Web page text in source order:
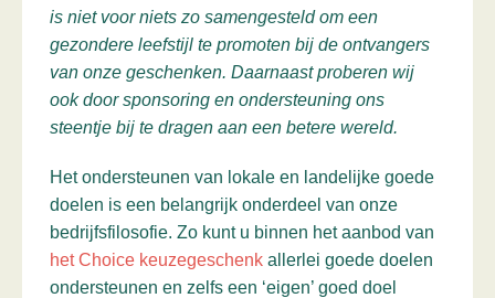
is niet voor niets zo samengesteld om een
gezondere leefstijl te promoten bij de ontvangers
van onze geschenken. Daarnaast proberen wij
ook door sponsoring en ondersteuning ons
steentje bij te dragen aan een betere wereld.
Het ondersteunen van lokale en landelijke goede
doelen is een belangrijk onderdeel van onze
bedrijfsfilosofie. Zo kunt u binnen het aanbod van
het Choice keuzegeschenk allerlei goede doelen
ondersteunen en zelfs een ‘eigen’ goed doel